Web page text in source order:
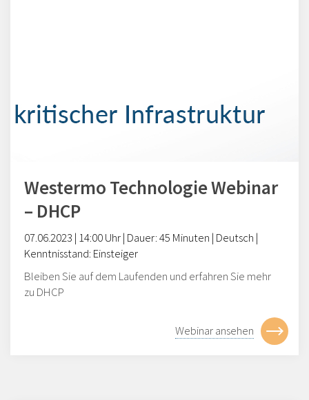
Westermo Technologie Webinar
– DHCP
07.06.2023 | 14:00 Uhr | Dauer: 45 Minuten | Deutsch |
Kenntnisstand: Einsteiger
Bleiben Sie auf dem Laufenden und erfahren Sie mehr
zu DHCP
Webinar ansehen